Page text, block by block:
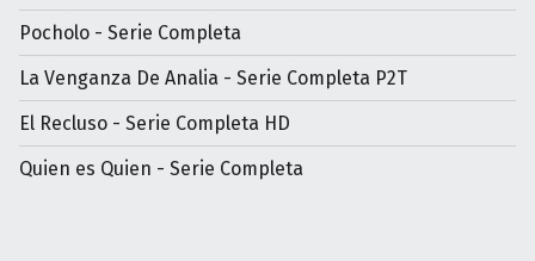
Pocholo - Serie Completa
La Venganza De Analia - Serie Completa P2T
El Recluso - Serie Completa HD
Quien es Quien - Serie Completa